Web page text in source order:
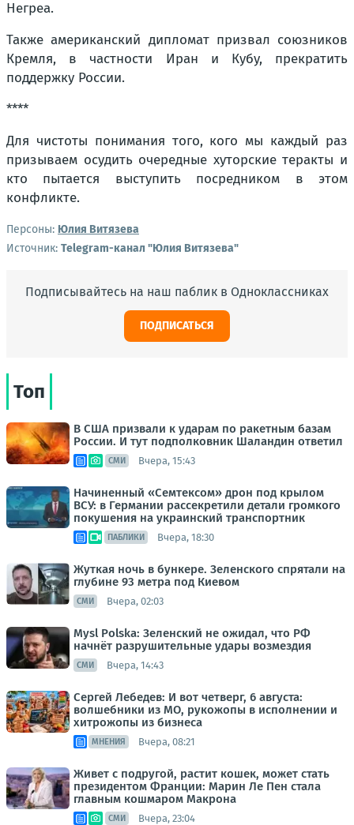
Негреа.
Также американский дипломат призвал союзников
Кремля, в частности Иран и Кубу, прекратить
поддержку России.
****
Для чистоты понимания того, кого мы каждый раз
призываем осудить очередные хуторские теракты и
кто пытается выступить посредником в этом
конфликте.
Персоны: Юлия Витязева
Источник: Telegram-канал "Юлия Витязева"
Подписывайтесь на наш паблик в Одноклассниках
ПОДПИСАТЬСЯ
Топ
В США призвали к ударам по ракетным базам
России. И тут подполковник Шаландин ответил
СМИ Вчера, 15:43
Начиненный «Семтексом» дрон под крылом
ВСУ: в Германии рассекретили детали громкого
покушения на украинский транспортник
ПАБЛИКИ Вчера, 18:30
Жуткая ночь в бункере. Зеленского спрятали на
глубине 93 метра под Киевом
СМИ Вчера, 02:03
Mysl Polska: Зеленский не ожидал, что РФ
начнёт разрушительные удары возмездия
СМИ Вчера, 14:43
Сергей Лебедев: И вот четверг, 6 августа:
волшебники из МО, рукожопы в исполнении и
хитрожопы из бизнеса
МНЕНИЯ Вчера, 08:21
Живет с подругой, растит кошек, может стать
президентом Франции: Марин Ле Пен стала
главным кошмаром Макрона
СМИ Вчера, 23:04